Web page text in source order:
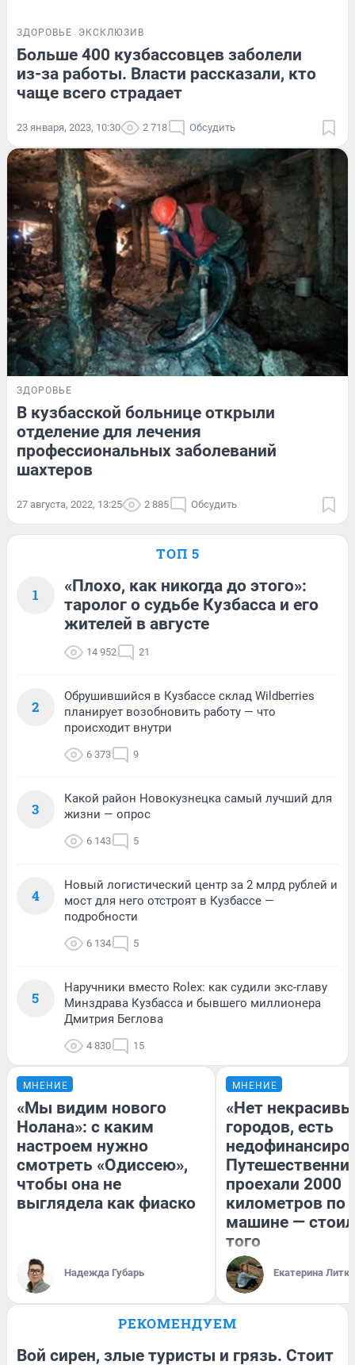
ЗДОРОВЬЕ ЭКСКЛЮЗИВ
Больше 400 кузбассовцев заболели
из-за работы. Власти рассказали, кто
чаще всего страдает
23 января, 2023, 10:30 2 718 Обсудить
ЗДОРОВЬЕ
В кузбасской больнице открыли
отделение для лечения
профессиональных заболеваний
шахтеров
27 августа, 2022, 13:25 2 885 Обсудить
ТОП 5
1
«Плохо, как никогда до этого»:
таролог о судьбе Кузбасса и его
жителей в августе
14 952 21
2
Обрушившийся в Кузбассе склад Wildberries
планирует возобновить работу — что
происходит внутри
6 373 9
3
Какой район Новокузнецка самый лучший для
жизни — опрос
6 143 5
4
Новый логистический центр за 2 млрд рублей и
мост для него отстроят в Кузбассе —
подробности
6 134 5
5
Наручники вместо Rolex: как судили экс-главу
Минздрава Кузбасса и бывшего миллионера
Дмитрия Беглова
4 830 15
МНЕНИЕ
«Мы видим нового
Нолана»: с каким
настроем нужно
смотреть «Одиссею»,
чтобы она не
выглядела как фиаско
Надежда Губарь
МНЕНИЕ
«Нет
городов, есть
проехали 2000
километров по
машине —
того
Екатерина
РЕКОМЕНДУЕМ
Вой сирен, злые туристы и грязь. Стоит